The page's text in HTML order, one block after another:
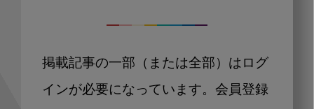
掲載記事の一部（または全部）はログ
インが必要になっています。会員登録